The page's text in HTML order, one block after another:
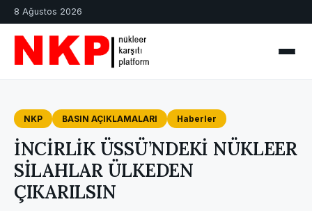
8 Ağustos 2026
NKP BASIN AÇIKLAMALARI Haberler
İNCİRLİK ÜSSÜ’NDEKİ NÜKLEER
SİLAHLAR ÜLKEDEN
ÇIKARILSIN